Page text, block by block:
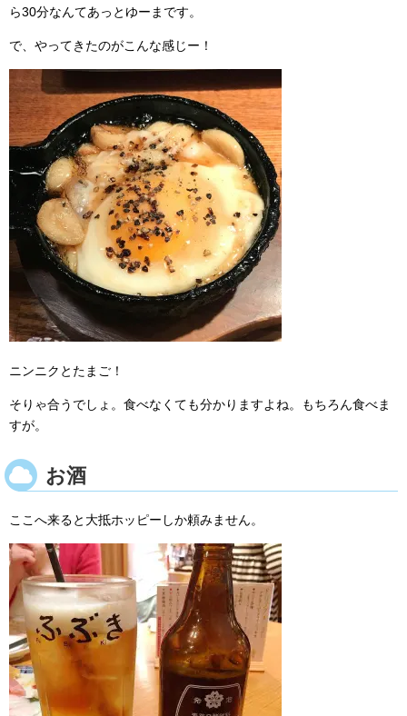
ら30分なんてあっとゆーまです。
で、やってきたのがこんな感じー！
ニンニクとたまご！
そりゃ合うでしょ。食べなくても分かりますよね。もちろん食べま
すが。
お酒
ここへ来ると大抵ホッピーしか頼みません。